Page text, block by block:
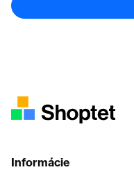
Informácie